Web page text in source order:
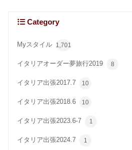
Category
Myスタイル 1,701
イタリアオーダー夢旅行2019 8
イタリア出張2017.7 10
イタリア出張2018.6 10
イタリア出張2023.6-7 1
イタリア出張2024.7 1